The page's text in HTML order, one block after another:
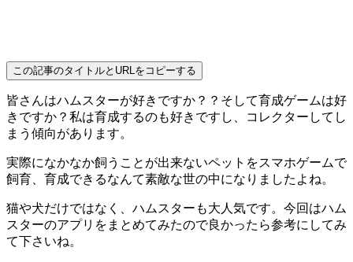
この記事のタイトルとURLをコピーする
皆さんはハムスターが好きですか？？そして育成ゲームは好
きですか？私は育成するのも好きですし、コレクターしてし
まう傾向があります。
実際になかなか飼うことが出来ないペットをスマホゲームで
飼育、育成できるなんて素敵な世の中になりましたよね。
猫や犬だけではなく、ハムスターも大人気です。今回はハム
スターのアプリをまとめてみたので良かったら参考にしてみ
て下さいね。